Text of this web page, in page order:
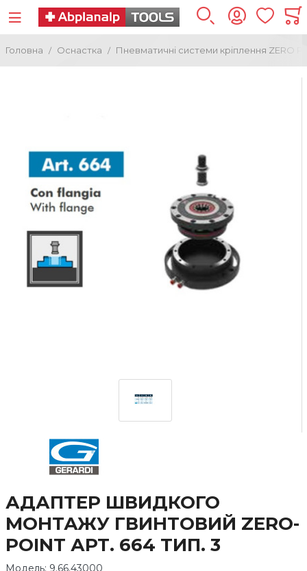
Головна Оснастка Пневматичні системи кріплення ZERO
АДАПТЕР ШВИДКОГО
МОНТАЖУ ГВИНТОВИЙ ZERO-
POINT АРТ. 664 ТИП. 3
Модель: 9.66.43000